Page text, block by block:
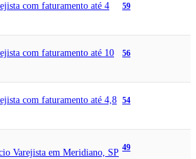
com faturamento até 4
59
com faturamento até 10
56
com faturamento até 4,8
54
Varejista em Meridiano, SP
49